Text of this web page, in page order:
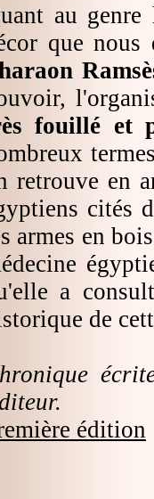
au
que
fouillé et
retrouve en
cités
armes en
a
de
édition